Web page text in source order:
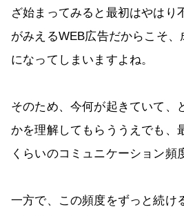
ざ始まってみると最初はやはり
がみえるWEB広告だからこそ
になってしまいますよね。
そのため、今何が起きていて、
かを理解してもらううえでも、
くらいのコミュニケーション頻
一方で、この頻度をずっと続け